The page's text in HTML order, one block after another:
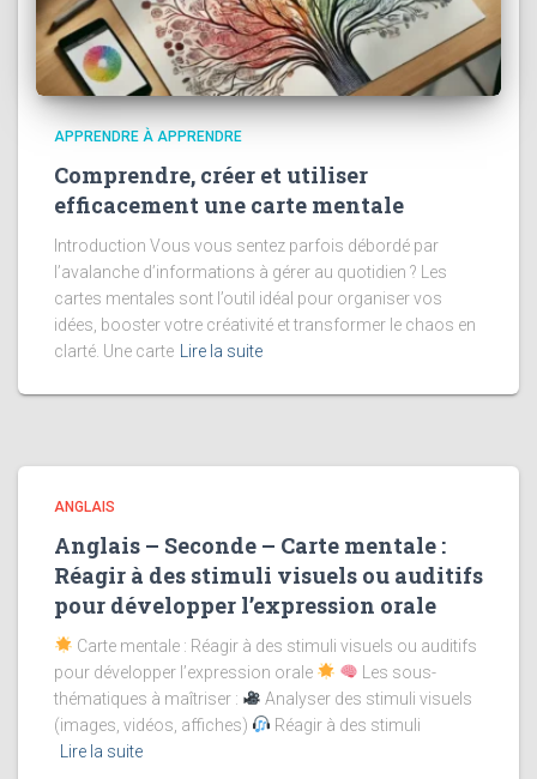
APPRENDRE À APPRENDRE
Comprendre, créer et utiliser
efficacement une carte mentale
Introduction Vous vous sentez parfois débordé par
l’avalanche d’informations à gérer au quotidien ? Les
cartes mentales sont l’outil idéal pour organiser vos
idées, booster votre créativité et transformer le chaos en
clarté. Une carte
Lire la suite
ANGLAIS
Anglais – Seconde – Carte mentale :
Réagir à des stimuli visuels ou auditifs
pour développer l’expression orale
Carte mentale : Réagir à des stimuli visuels ou auditifs
pour développer l’expression orale
Les sous-
thématiques à maîtriser :
Analyser des stimuli visuels
(images, vidéos, affiches)
Réagir à des stimuli
Lire la suite